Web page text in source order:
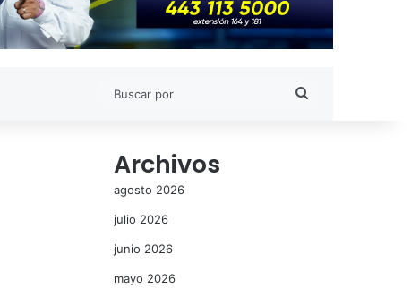
Archivos
agosto 2026
julio 2026
junio 2026
mayo 2026